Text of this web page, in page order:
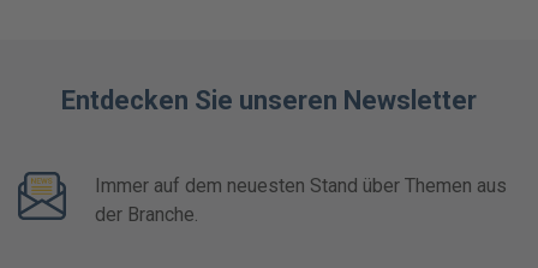
Entdecken Sie unseren Newsletter
Immer auf dem neuesten Stand über Themen aus
der Branche.